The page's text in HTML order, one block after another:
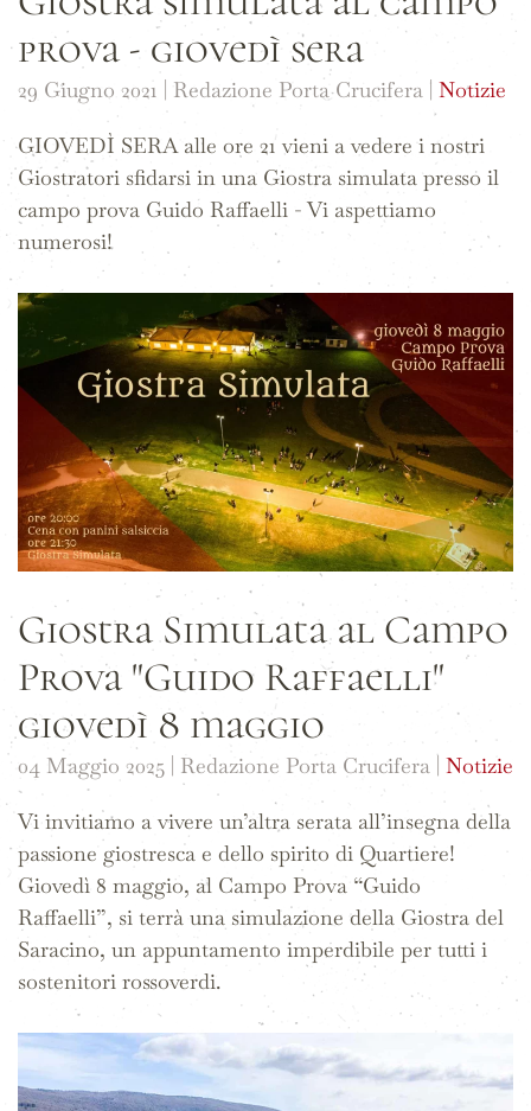
prova - giovedì sera
29 Giugno 2021 | Redazione Porta Crucifera | Notizie
GIOVEDÌ SERA alle ore 21 vieni a vedere i nostri
Giostratori sfidarsi in una Giostra simulata presso il
campo prova Guido Raffaelli - Vi aspettiamo
numerosi!
Giostra Simulata al Campo
Prova "Guido Raffaelli"
giovedì 8 maggio
04 Maggio 2025 | Redazione Porta Crucifera | Notizie
Vi invitiamo a vivere un’altra serata all’insegna della
passione giostresca e dello spirito di Quartiere!
Giovedì 8 maggio, al Campo Prova “Guido
Raffaelli”, si terrà una simulazione della Giostra del
Saracino, un appuntamento imperdibile per tutti i
sostenitori rossoverdi.